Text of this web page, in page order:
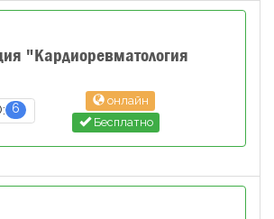
"Кардиоревматология
6
онлайн
Бесплатно